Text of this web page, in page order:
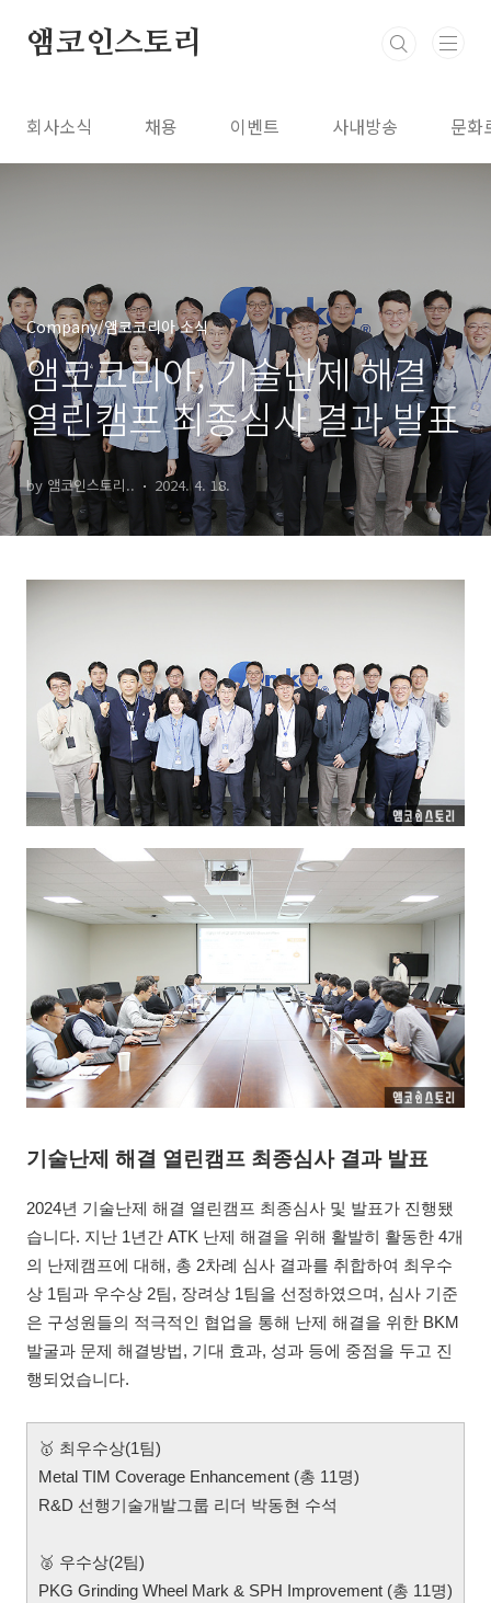
앰코인스토리
회사소식 채용 이벤트 사내방송 문화
Company/앰코코리아 소식
앰코코리아, 기술난제 해결
열린캠프 최종심사 결과 발표
by 앰코인스토리.. 2024. 4. 18.
기술난제 해결 열린캠프 최종심사 결과 발표
2024년 기술난제 해결 열린캠프 최종심사 및 발표가 진행됐
습니다. 지난 1년간 ATK 난제 해결을 위해 활발히 활동한 4개
의 난제캠프에 대해, 총 2차례 심사 결과를 취합하여 최우수
상 1팀과 우수상 2팀, 장려상 1팀을 선정하였으며, 심사 기준
은 구성원들의 적극적인 협업을 통해 난제 해결을 위한 BKM
발굴과 문제 해결방법, 기대 효과, 성과 등에 중점을 두고 진
행되었습니다.
🥇 최우수상(1팀)
Metal TIM Coverage Enhancement (총 11명)
R&D 선행기술개발그룹 리더 박동현 수석
🥈 우수상(2팀)
PKG Grinding Wheel Mark & SPH Improvement (총 11명)